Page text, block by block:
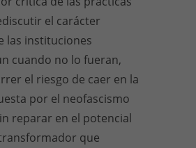
el carácter
las instituciones
cuando no lo fueran,
el riesgo de caer en la
por el neofascismo
reparar en el potencial
que